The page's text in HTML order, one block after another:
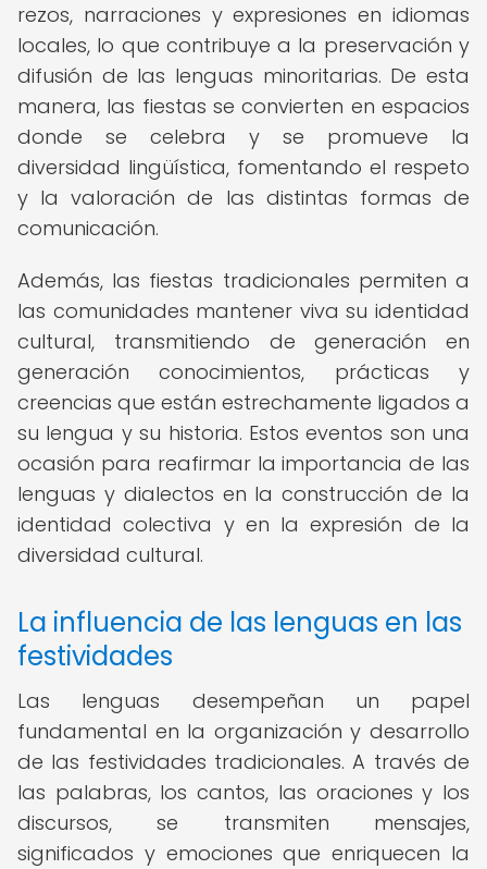
rezos, narraciones y expresiones en idiomas
locales, lo que contribuye a la preservación y
difusión de las lenguas minoritarias. De esta
manera, las fiestas se convierten en espacios
donde se celebra y se promueve la
diversidad lingüística, fomentando el respeto
y la valoración de las distintas formas de
comunicación.
Además, las fiestas tradicionales permiten a
las comunidades mantener viva su identidad
cultural, transmitiendo de generación en
generación conocimientos, prácticas y
creencias que están estrechamente ligados a
su lengua y su historia. Estos eventos son una
ocasión para reafirmar la importancia de las
lenguas y dialectos en la construcción de la
identidad colectiva y en la expresión de la
diversidad cultural.
La influencia de las lenguas en las
festividades
Las lenguas desempeñan un papel
fundamental en la organización y desarrollo
de las festividades tradicionales. A través de
las palabras, los cantos, las oraciones y los
discursos, se transmiten mensajes,
significados y emociones que enriquecen la